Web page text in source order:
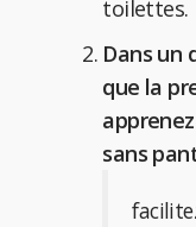
toilettes.
Dans un
que la
sans